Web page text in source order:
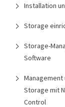
Installation
Storage
Storage-
Software
Management
Storage mit
Control